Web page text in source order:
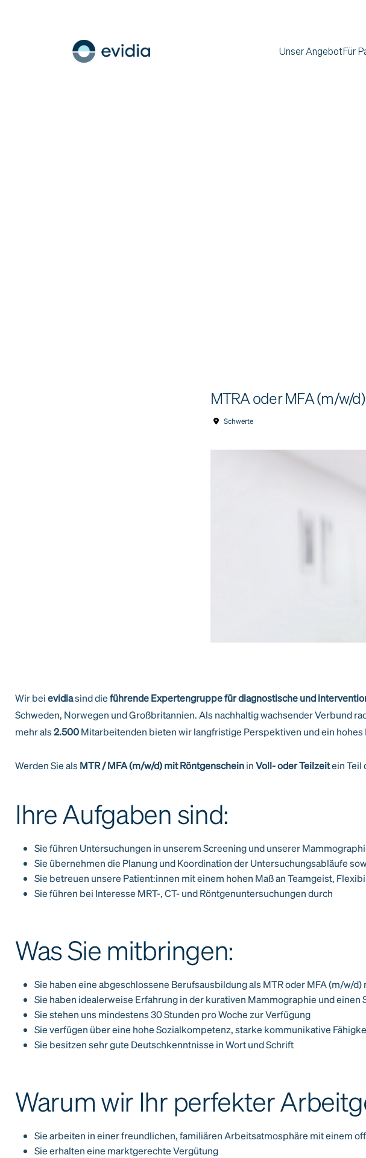
Unser AngebotFür
MTRA oder MFA (m/w/
Schwerte
Wir beievidiasind dieführende Expertengruppe für diagnostische und
Schweden, Norwegen und Großbritannien. Als nachhaltig wachsender Verbund
mehr als2.500Mitarbeitenden bieten wir langfristige Perspektiven und ein hohes
Werden Sie alsMTR / MFA (m/w/d) mit RöntgenscheininVoll- oder Teilzeitein Teil
Ihre Aufgaben sind:
Sie führen Untersuchungen in unserem Screening und unserer
Sie übernehmen die Planung und Koordination der Untersuchungsabläufe
Sie betreuen unsere Patient:innen mit einem hohen Maß an Teamgeist,
Sie führen bei Interesse MRT-, CT- und Röntgenuntersuchungen durch
Was Sie mitbringen:
Sie haben eine abgeschlossene Berufsausbildung als MTR oder MFA (m/w/d)
Sie haben idealerweise Erfahrung in der kurativen Mammographie und einen
Sie stehen uns mindestens 30 Stunden pro Woche zur Verfügung
Sie verfügen über eine hohe Sozialkompetenz, starke kommunikative
Sie besitzen sehr gute Deutschkenntnisse in Wort und Schrift
Warum wir Ihr perfekter
Sie arbeiten in einer freundlichen, familiären Arbeitsatmosphäre mit einem
Sie erhalten eine marktgerechte Vergütung